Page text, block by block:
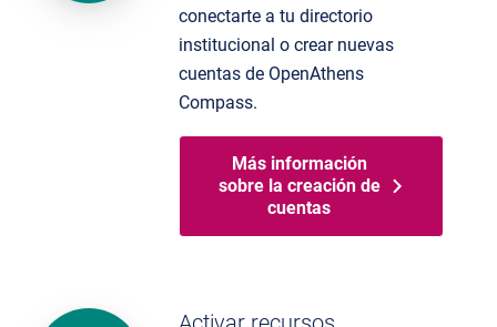
conectarte a tu directorio
institucional o crear nuevas
cuentas de OpenAthens
Compass.
Más información
sobre la creación de
cuentas